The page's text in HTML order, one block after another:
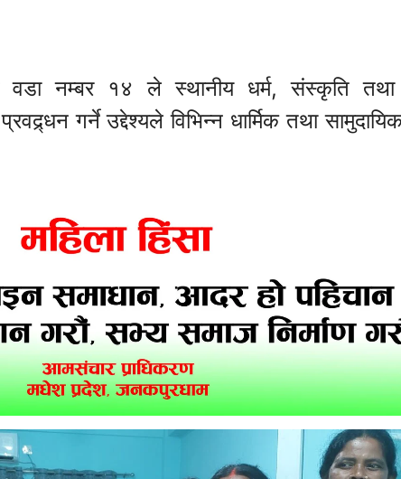
वडा नम्बर १४ ले स्थानीय धर्म, संस्कृति तथा
गर्ने उद्देश्यले विभिन्न धार्मिक तथा